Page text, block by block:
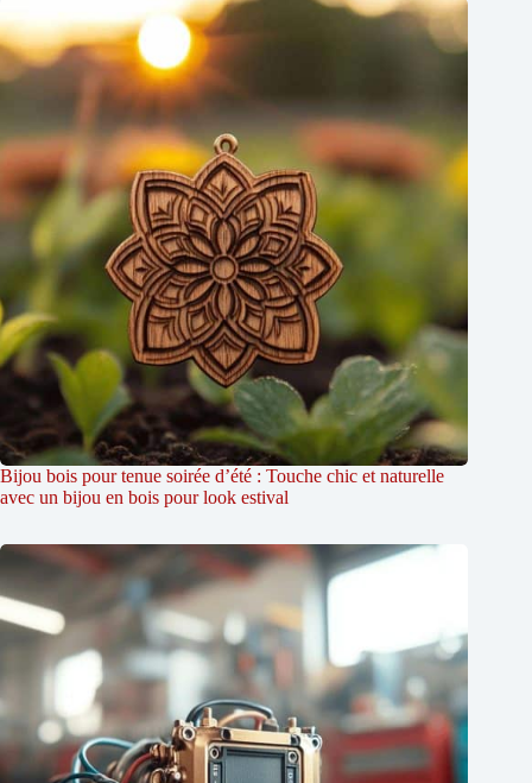
Bijou bois pour tenue soirée d’été : Touche chic et naturelle
avec un bijou en bois pour look estival